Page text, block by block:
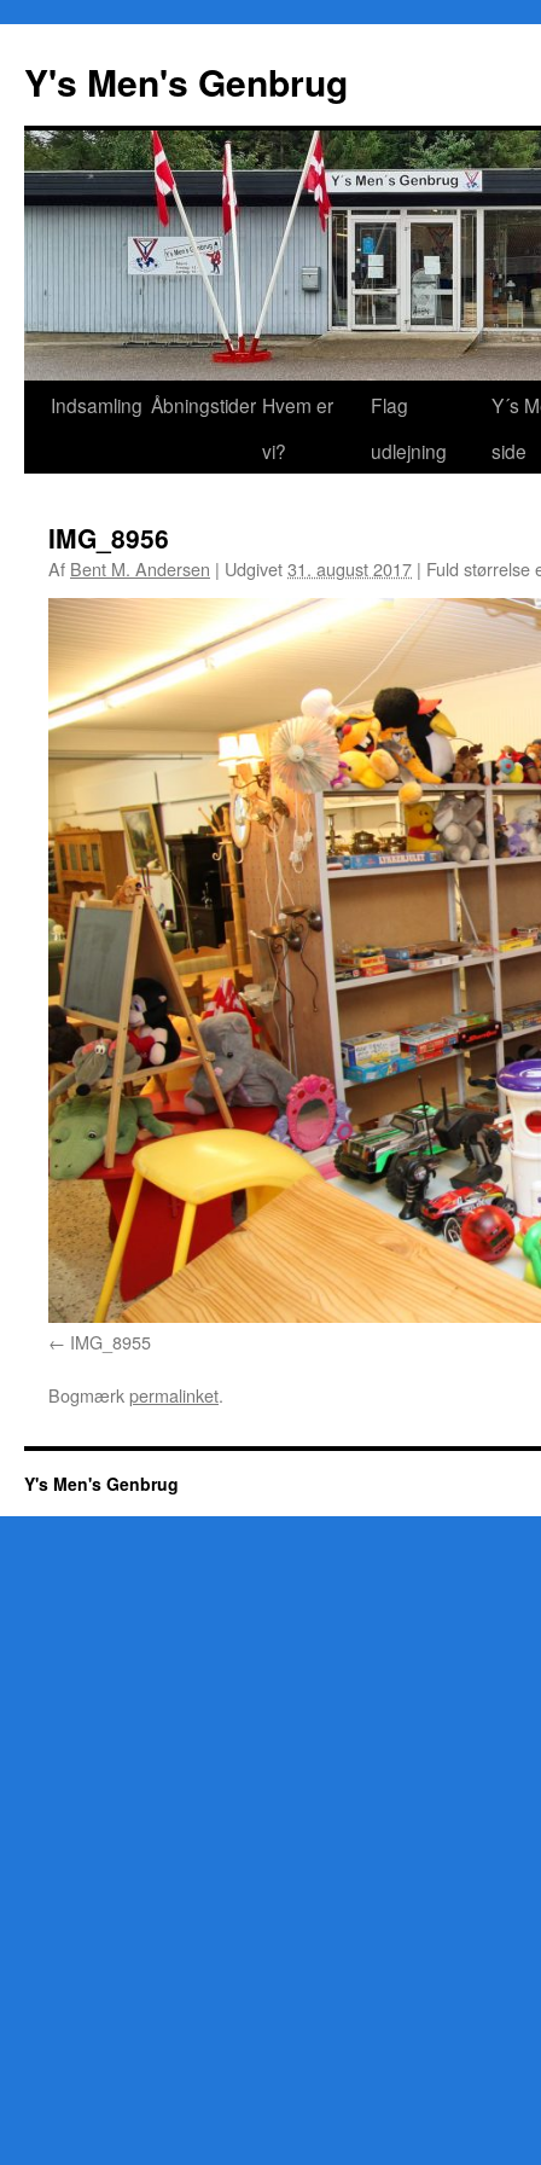
Y's Men's Genbrug
Hop
Indsamling Åbningstider Hvem er
vi?
Flag
udlejning
Y´s
side
IMG_8956
Af Bent M. Andersen | Udgivet31. august 2017 | Fuld størrelse
IMG_8955
Bogmærkpermalinket.
Y's Men's Genbrug